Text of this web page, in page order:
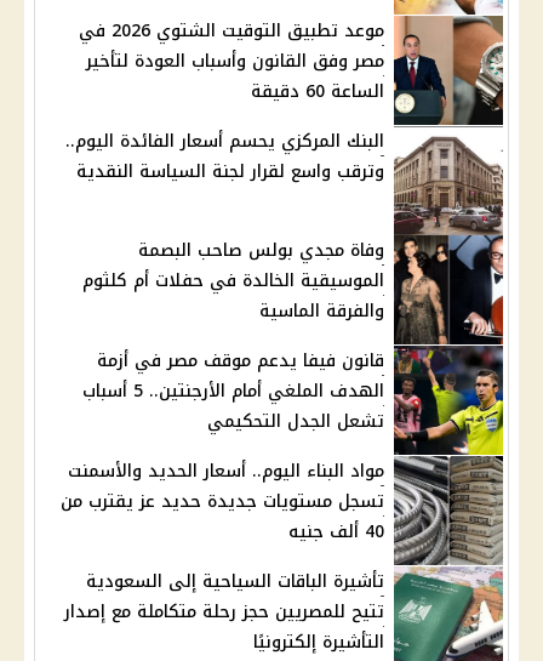
موعد تطبيق التوقيت الشتوي 2026 في
مصر وفق القانون وأسباب العودة لتأخير
الساعة 60 دقيقة
البنك المركزي يحسم أسعار الفائدة اليوم..
وترقب واسع لقرار لجنة السياسة النقدية
وفاة مجدي بولس صاحب البصمة
الموسيقية الخالدة في حفلات أم كلثوم
والفرقة الماسية
قانون فيفا يدعم موقف مصر في أزمة
الهدف الملغي أمام الأرجنتين.. 5 أسباب
تشعل الجدل التحكيمي
مواد البناء اليوم.. أسعار الحديد والأسمنت
تسجل مستويات جديدة حديد عز يقترب من
40 ألف جنيه
تأشيرة الباقات السياحية إلى السعودية
تتيح للمصريين حجز رحلة متكاملة مع إصدار
التأشيرة إلكترونيًا